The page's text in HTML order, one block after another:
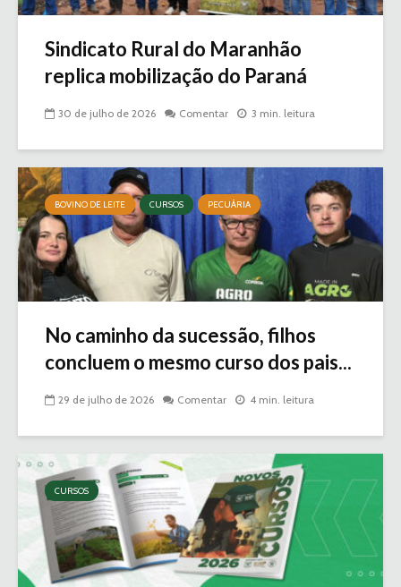
Sindicato Rural do Maranhão
replica mobilização do Paraná
30 de julho de 2026 Comentar 3 min. leitura
BOVINO DE LEITE CURSOS PECUÁRIA
No caminho da sucessão, filhos
concluem o mesmo curso dos pais...
29 de julho de 2026 Comentar 4 min. leitura
CURSOS